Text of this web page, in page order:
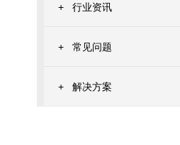
+ 行业资讯
+ 常见问题
+ 解决方案